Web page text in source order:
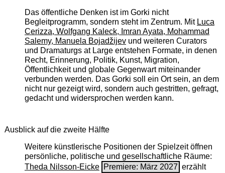
Das öffentliche Denken ist im Gorki nicht
Begleitprogramm, sondern steht im Zentrum. Mit Luca
Cerizza, Wolfgang Kaleck, Imran Ayata, Mohammad
Salemy, Manuela Bojadžijevund weiteren Curators
und Dramaturgs at Large entstehen Formate, in denen
Recht, Erinnerung, Politik, Kunst, Migration,
Öffentlichkeit und globale Gegenwart miteinander
verbunden werden. Das Gorki soll ein Ort sein, an dem
nicht nur gezeigt wird, sondern auch gestritten, gefragt,
gedacht und widersprochen werden kann.
Ausblick auf die zweite Hälfte
Weitere künstlerische Positionen der Spielzeit öffnen
persönliche, politische und gesellschaftliche Räume:
Theda Nilsson-Eicke Premiere: März 2027 erzählt